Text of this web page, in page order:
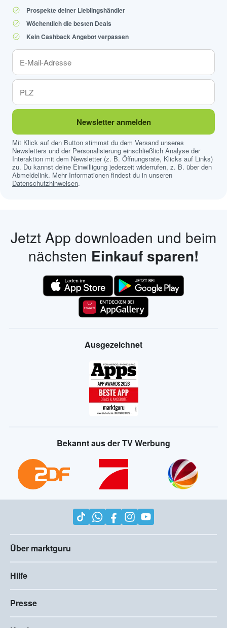
Prospekte deiner Lieblingshändler
Wöchentlich die besten Deals
Kein Cashback Angebot verpassen
Newsletter anmelden
Mit Klick auf den Button stimmst du dem Versand unseres
Newsletters und der Personalisierung einschließlich Analyse der
Interaktion mit dem Newsletter (z. B. Öffnungsrate, Klicks auf Links)
zu. Du kannst deine Einwilligung jederzeit widerrufen, z. B. über den
Abmeldelink. Mehr Informationen findest du in unseren
Datenschutzhinweisen.
Jetzt App downloaden und beim
nächsten Einkauf sparen!
Ausgezeichnet
Bekannt aus der TV Werbung
Über marktguru
Hilfe
Presse